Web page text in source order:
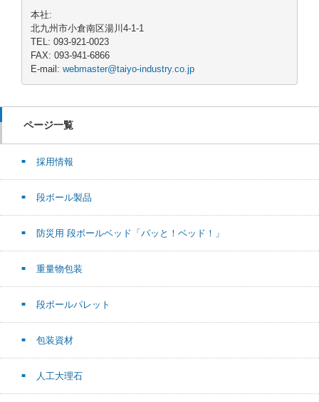
本社:
北九州市小倉南区湯川4-1-1
TEL: 093-921-0023
FAX: 093-941-6866
E-mail: webmaster@taiyo-industry.co.jp
ページ一覧
採用情報
段ボール製品
防災用 段ボールベッド「パッと！ベッド！」
重量物包装
段ボールパレット
包装資材
人工大理石